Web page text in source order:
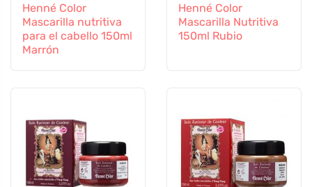
Henné Color
Mascarilla nutritiva
para el cabello 150ml
Marrón
Henné Color
Mascarilla Nutritiva
150ml Rubio